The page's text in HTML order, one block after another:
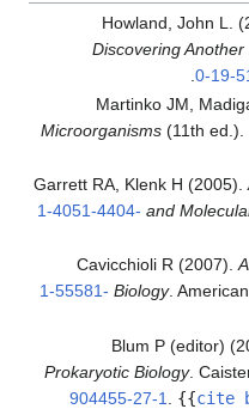
Howland, John L.
Discovering
0-19-
.
Martinko JM,
Microorganisms(11th ed.).
Garrett RA, Klenk H (2005).
and
1-4051-4404-
Cavicchioli R (2007).
Biology.
1-55581-
Blum P (editor)
Prokaryotic Biology.
904455-27-1
{{cite